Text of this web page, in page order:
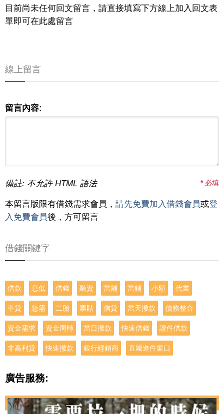
目前尚未任何回文留言，請直接填寫下方線上加入回文表
單即可在此處留言
線上留言
留言內容:
備註: 不允許 HTML 語法 *必填
本留言版限有借錢需求會員， 請先免費加入借錢會員或登
入免費會員後，方可留言
借錢關鍵字
借款 息低 借錢 融資 當舖 當鋪 小額 代書
車貸 急需 二胎 票貼 信貸 當天撥款 債務整合
資金需求 資金周轉 當日撥款 快速借錢 證件借款
非高利貸 快速撥款 銀行經銷商 直屬進件窗口
廣告服務: